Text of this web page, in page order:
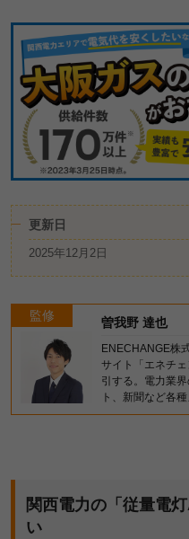
更新日
2025年12月2日
監修 曽我野 達也
ENECHANGE株
サイト「エネチ
引する。電力業
ト、新聞など各
関西電力の「従量電
い